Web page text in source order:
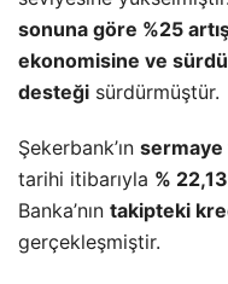
sonuna göre %25
ekonomisine ve
desteği sürdürmüştür.
Şekerbank’ın sermaye
tarihi itibarıyla % 22,13
Banka’nın takipteki
gerçekleşmiştir.